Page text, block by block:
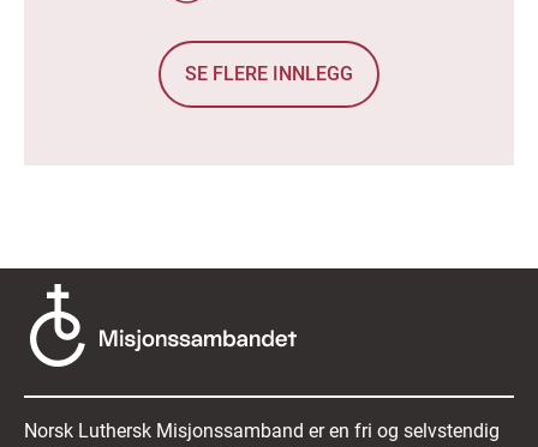
SE FLERE INNLEGG
Norsk Luthersk Misjonssamband er en fri og selvstendig